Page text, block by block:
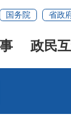
国务院 省政
政民